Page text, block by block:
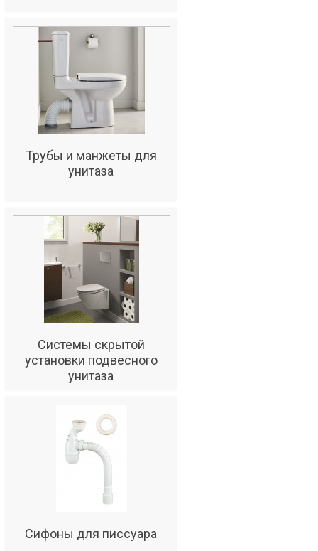
Трубы и манжеты для
унитаза
Системы скрытой
установки подвесного
унитаза
Сифоны для писсуара